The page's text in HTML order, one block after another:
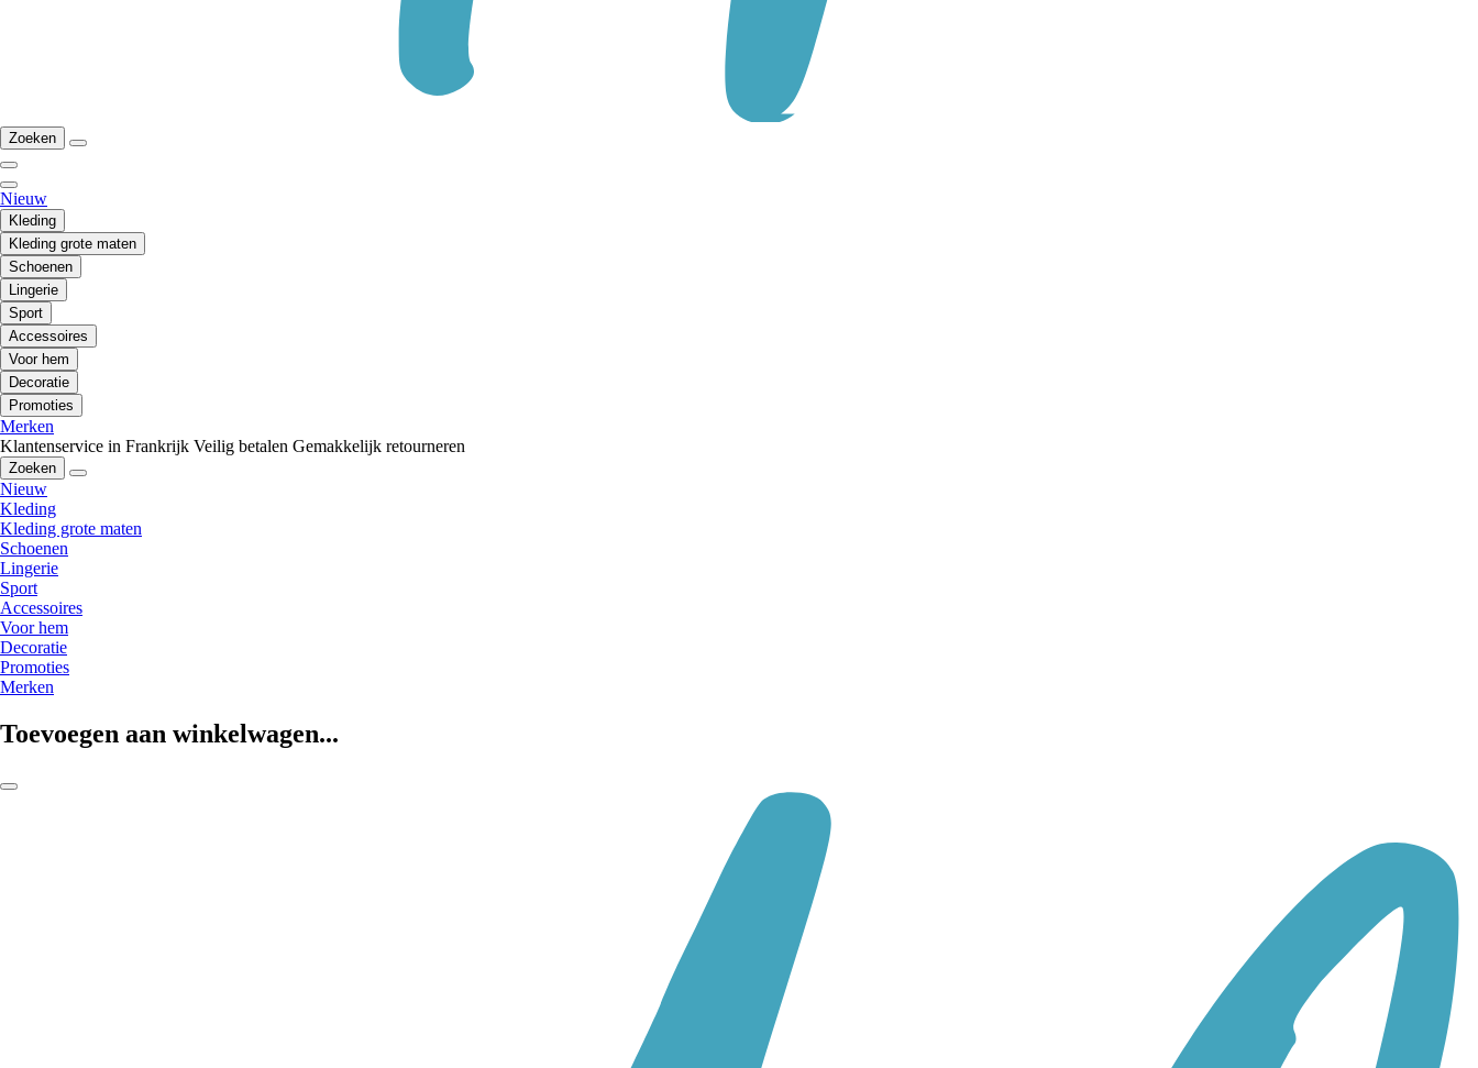
Zoeken
Nieuw
Kleding
Kleding grote maten
Schoenen
Lingerie
Sport
Accessoires
Voor hem
Decoratie
Promoties
Merken
Klantenservice in Frankrijk Veilig betalen Gemakkelijk retourneren
Zoeken
Nieuw
Kleding
Kleding grote maten
Schoenen
Lingerie
Sport
Accessoires
Voor hem
Decoratie
Promoties
Merken
Toevoegen aan winkelwagen...